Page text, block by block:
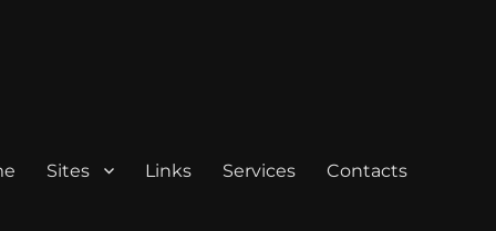
Sites Links Services Contacts